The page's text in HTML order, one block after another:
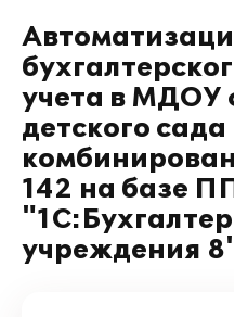
учета в МДОУ
детского сада
142 на базе
учреждения